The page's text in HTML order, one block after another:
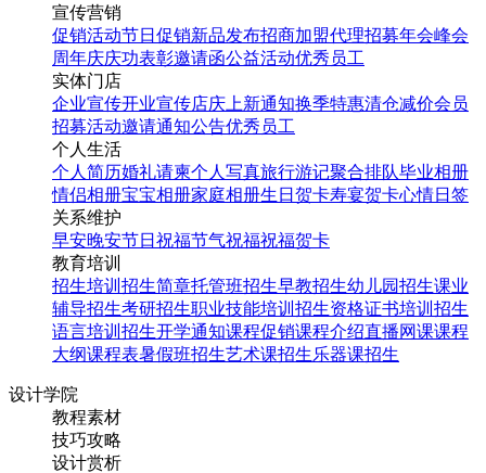
宣传营销
促销活动节日促销新品发布招商加盟代理招募年会峰会
周年庆庆功表彰邀请函公益活动优秀员工
实体门店
企业宣传开业宣传店庆 上新通知换季特惠清仓减价会员
招募活动邀请通知公告优秀员工
个人生活
个人简历婚礼请柬个人写真旅行游记聚合排队毕业相册
情侣相册宝宝相册家庭相册生日贺卡寿宴贺卡心情日签
关系维护
早安晚安节日祝福节气祝福祝福贺卡
教育培训
招生培训 招生简章托管班招生早教招生幼儿园招生课业
辅导招生考研招生职业技能培训招生资格证书培训招生
语言培训招生开学通知课程促销课程介绍直播网课课程
大纲课程表暑假班招生艺术课招生乐器课招生
设计学院
教程素材
技巧攻略
设计赏析